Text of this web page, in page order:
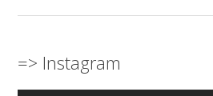
=> Instagram